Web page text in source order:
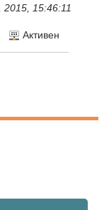
15:46:11
Активен